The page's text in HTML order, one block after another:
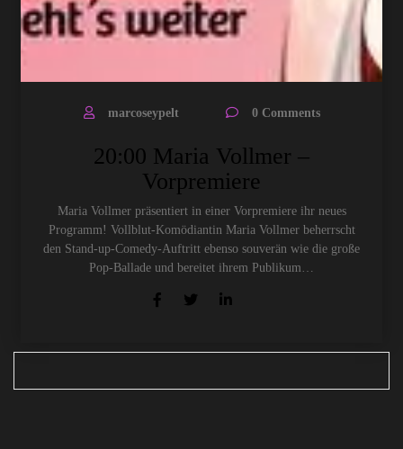
marcoseypelt 0 Comments
20:00 Maria Vollmer –
Vorpremiere
Maria Vollmer präsentiert in einer Vorpremiere ihr neues
Programm! Vollblut-Komödiantin Maria Vollmer beherrscht
den Stand-up-Comedy-Auftritt ebenso souverän wie die große
Pop-Ballade und bereitet ihrem Publikum…